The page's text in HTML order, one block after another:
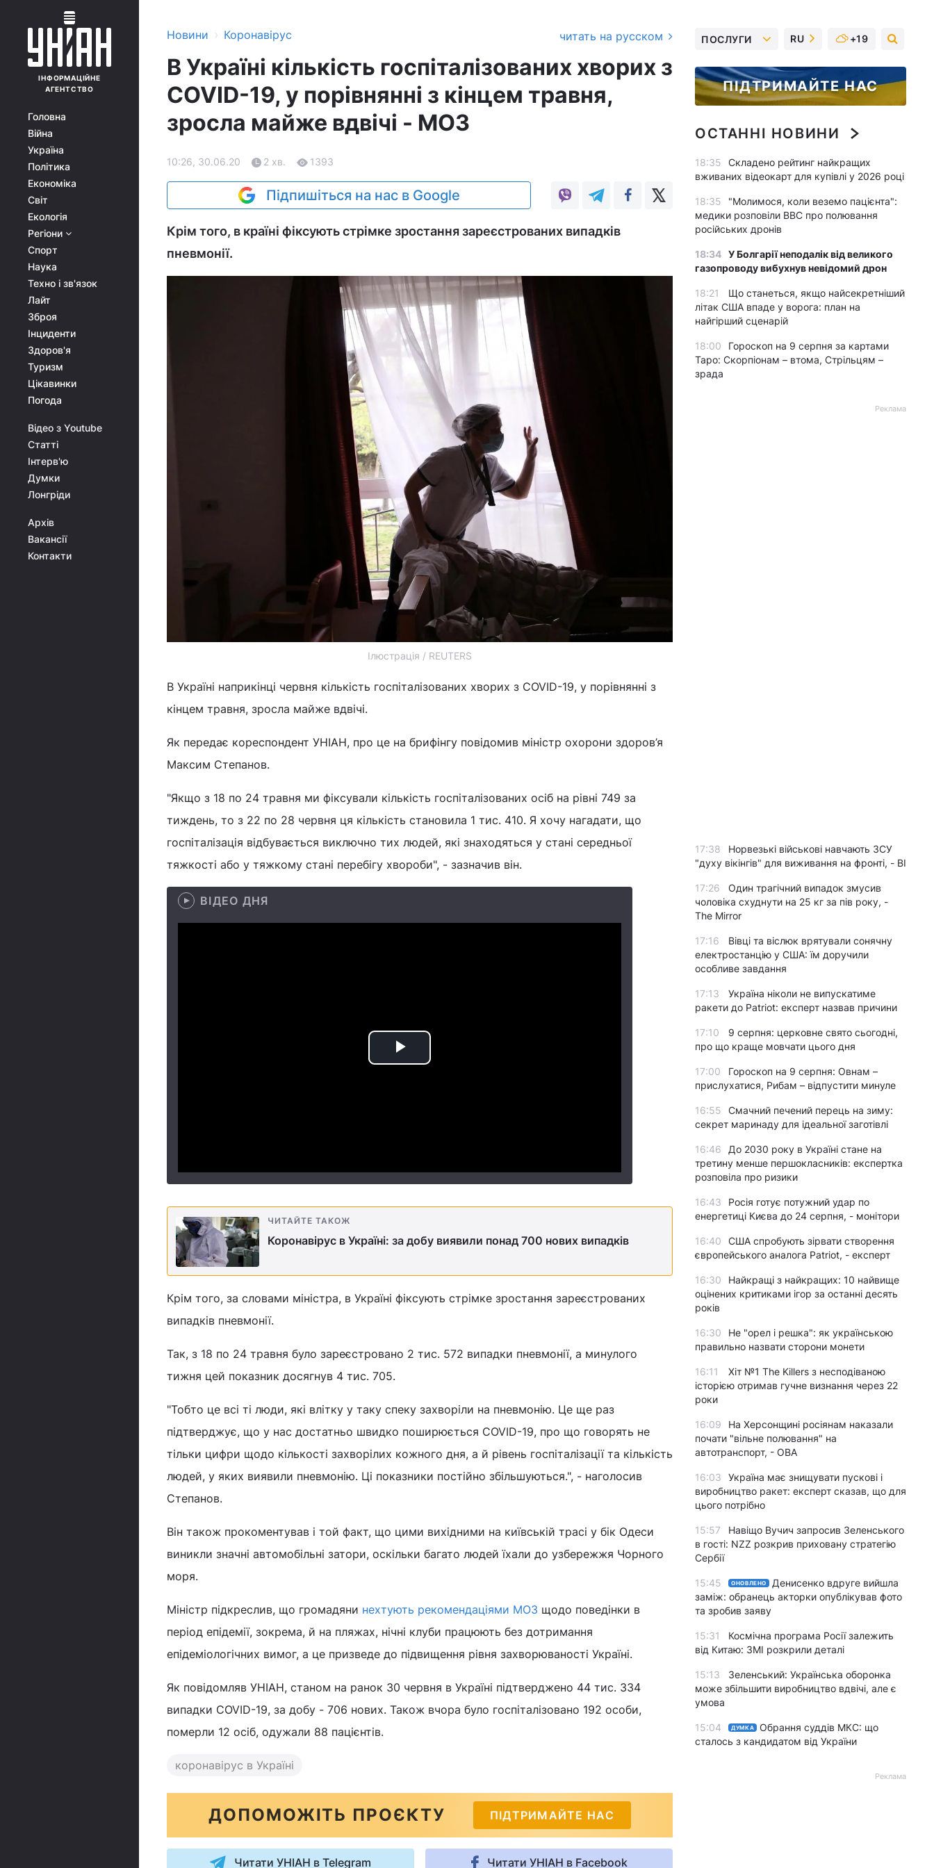
ІНФОРМАЦІЙНЕ
АГЕНТСТВО
Головна
Війна
Україна
Політика
Економіка
Світ
Екологія
Регіони
Спорт
Наука
Техно і зв'язок
Лайт
Зброя
Інциденти
Здоров'я
Туризм
Цікавинки
Погода
Відео з Youtube
Статті
Інтерв'ю
Думки
Лонгріди
Архів
Вакансії
Контакти
Новини › Коронавірус читать на русском
В Україні кількість госпіталізованих хворих з
COVID-19, у порівнянні з кінцем травня,
зросла майже вдвічі - МОЗ
10:26, 30.06.20 2 хв. 1393
Підпишіться на нас в Google
Крім того, в країні фіксують стрімке зростання зареєстрованих випадків
пневмонії.
Ілюстрація / REUTERS
В Україні наприкінці червня кількість госпіталізованих хворих з COVID-19, у порівнянні з
кінцем травня, зросла майже вдвічі.
Як передає кореспондент УНІАН, про це на брифінгу повідомив міністр охорони здоров’я
Максим Степанов.
"Якщо з 18 по 24 травня ми фіксували кількість госпіталізованих осіб на рівні 749 за
тиждень, то з 22 по 28 червня ця кількість становила 1 тис. 410. Я хочу нагадати, що
госпіталізація відбувається виключно тих людей, які знаходяться у стані середньої
тяжкості або у тяжкому стані перебігу хвороби", - зазначив він.
ВІДЕО ДНЯ
Play
ЧИТАЙТЕ ТАКОЖ
Коронавірус в Україні: за добу виявили понад 700 нових випадків
Крім того, за словами міністра, в Україні фіксують стрімке зростання зареєстрованих
випадків пневмонії.
Так, з 18 по 24 травня було зареєстровано 2 тис. 572 випадки пневмонії, а минулого
тижня цей показник досягнув 4 тис. 705.
"Тобто це всі ті люди, які влітку у таку спеку захворіли на пневмонію. Це ще раз
підтверджує, що у нас достатньо швидко поширюється COVID-19, про що говорять не
тільки цифри щодо кількості захворілих кожного дня, а й рівень госпіталізації та кількість
людей, у яких виявили пневмонію. Ці показники постійно збільшуються.", - наголосив
Степанов.
Він також прокоментував і той факт, що цими вихідними на київській трасі у бік Одеси
виникли значні автомобільні затори, оскільки багато людей їхали до узбережжя Чорного
моря.
Міністр підкреслив, що громадяни нехтують рекомендаціями МОЗ щодо поведінки в
період епідемії, зокрема, й на пляжах, нічні клуби працюють без дотримання
епідеміологічних вимог, а це призведе до підвищення рівня захворюваності Україні.
Як повідомляв УНІАН, станом на ранок 30 червня в Україні підтверджено 44 тис. 334
випадки COVID-19, за добу - 706 нових. Також вчора було госпіталізовано 192 особи,
померли 12 осіб, одужали 88 пацієнтів.
коронавірус в Україні
ДОПОМОЖІТЬ ПРОЄКТУ ПІДТРИМАЙТЕ НАС
Читати УНІАН в Telegram Читати УНІАН в Facebook
ПОСЛУГИ RU +19
ПІДТРИМАЙТЕ НАС
ОСТАННІ НОВИНИ
18:35
Складено рейтинг найкращих
вживаних відеокарт для купівлі у 2026 році
18:35
"Молимося, коли веземо пацієнта":
медики розповіли BBC про полювання
російських дронів
18:34 У Болгарії неподалік від великого
газопроводу вибухнув невідомий дрон
18:21
Що станеться, якщо найсекретніший
літак США впаде у ворога: план на
найгірший сценарій
18:00
Гороскоп на 9 серпня за картами
Таро: Скорпіонам – втома, Стрільцям –
зрада
Реклама
17:38
Норвезькі військові навчають ЗСУ
"духу вікінгів" для виживання на фронті, - BI
17:26
Один трагічний випадок змусив
чоловіка схуднути на 25 кг за пів року, -
The Mirror
17:16
Вівці та віслюк врятували сонячну
електростанцію у США: їм доручили
особливе завдання
17:13
Україна ніколи не випускатиме
ракети до Patriot: експерт назвав причини
17:10
9 серпня: церковне свято сьогодні,
про що краще мовчати цього дня
17:00
Гороскоп на 9 серпня: Овнам –
прислухатися, Рибам – відпустити минуле
16:55
Смачний печений перець на зиму:
секрет маринаду для ідеальної заготівлі
16:46
До 2030 року в Україні стане на
третину менше першокласників: експертка
розповіла про ризики
16:43
Росія готує потужний удар по
енергетиці Києва до 24 серпня, - монітори
16:40
США спробують зірвати створення
європейського аналога Patriot, - експерт
16:30
Найкращі з найкращих: 10 найвище
оцінених критиками ігор за останні десять
років
16:30
Не "орел і решка": як українською
правильно назвати сторони монети
16:11
Хіт №1 The Killers з несподіваною
історією отримав гучне визнання через 22
роки
16:09
На Херсонщині росіянам наказали
почати "вільне полювання" на
автотранспорт, - ОВА
16:03
Україна має знищувати пускові і
виробництво ракет: експерт сказав, що для
цього потрібно
15:57
Навіщо Вучич запросив Зеленського
в гості: NZZ розкрив приховану стратегію
Сербії
15:45 ОНОВЛЕНО
Денисенко вдруге вийшла
заміж: обранець акторки опублікував фото
та зробив заяву
15:31
Космічна програма Росії залежить
від Китаю: ЗМІ розкрили деталі
15:13
Зеленський: Українська оборонка
може збільшити виробництво вдвічі, але є
умова
15:04 ДУМКА
Обрання суддів МКС: що
сталось з кандидатом від України
Реклама